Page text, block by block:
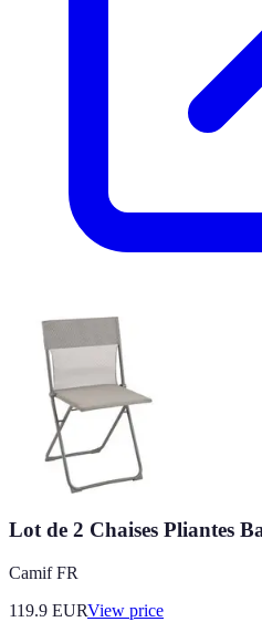
Lot de 2 Chaises Pliantes
Camif FR
119.9 EURView price